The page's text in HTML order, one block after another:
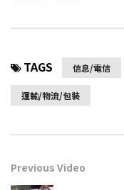
TAGS 信息/電信
運輸/物流/包裝
Previous Video